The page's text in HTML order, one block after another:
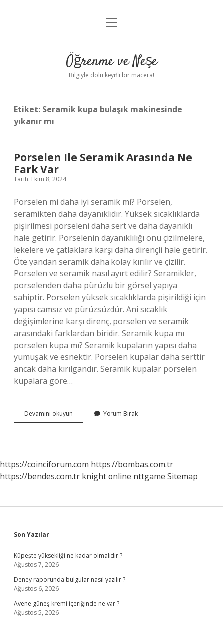
Anasayfa
Yasal Uyarı
menüyü
Öğrenme ve Neşe
Bilgiyle dolu keyifli bir macera!
Etiket: Seramik kupa bulaşık makinesinde
yıkanır mı
Porselen Ile Seramik Arasında Ne
Fark Var
Tarih: Ekim 8, 2024
Porselen mi daha iyi seramik mi? Porselen,
seramikten daha dayanıklıdır. Yüksek sıcaklıklarda
pişirilmesi porseleni daha sert ve daha dayanıklı
hale getirir. Porselenin dayanıklılığı onu çizilmelere,
lekelere ve çatlaklara karşı daha dirençli hale getirir.
Öte yandan seramik daha kolay kırılır ve çizilir.
Porselen ve seramik nasıl ayırt edilir? Seramikler,
porselenden daha pürüzlü bir görsel yapıya
sahiptir. Porselen yüksek sıcaklıklarda pişirildiği için
yapısı camsız ve pürüzsüzdür. Ani sıcaklık
değişimlerine karşı direnç, porselen ve seramik
arasındaki farklardan biridir. Seramik kupa mı
porselen kupa mı? Seramik kupaların yapısı daha
yumuşak ve esnektir. Porselen kupalar daha serttir
ancak daha kırılgandır. Seramik kupalar porselen
kupalara göre…
Devamını okuyun Porselen
Ile
Var
Yorum Bırak
https://coinciforum.com https://bombas.com.tr
https://bendes.com.tr knight online nttgame Sitemap
Sidebar
Son Yazılar
Küpeşte yüksekliği ne kadar olmalıdır ?
Ağustos 7, 2026
Deney raporunda bulgular nasıl yazılır ?
Ağustos 6, 2026
Avene güneş kremi içeriğinde ne var ?
Ağustos 5, 2026